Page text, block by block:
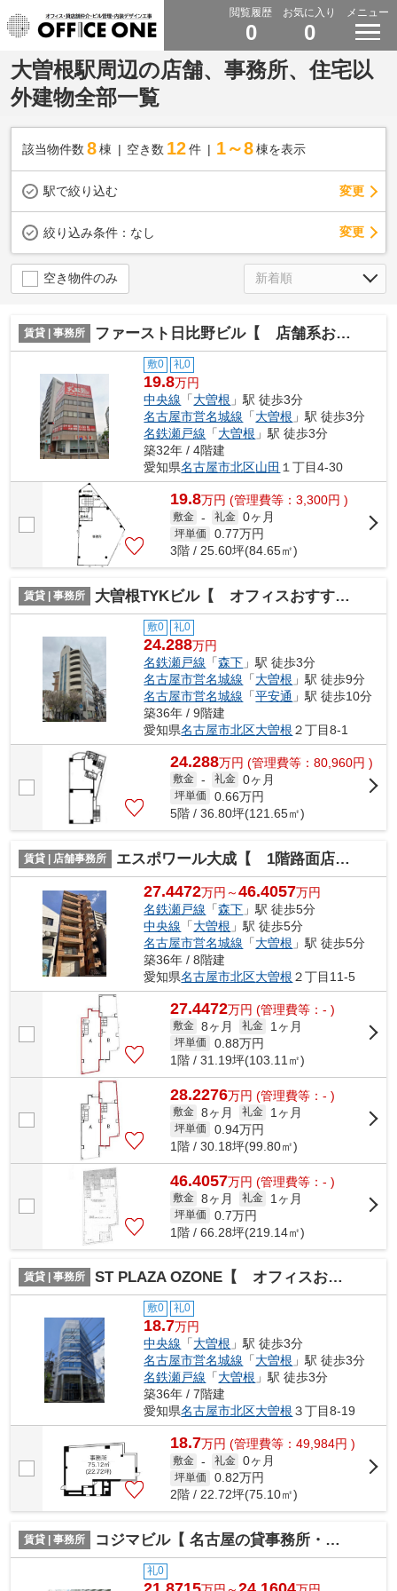
閲覧履歴
0
お気に入り
0
メニュー
大曽根駅周辺の店舗、事務所、住宅以
外建物全部一覧
該当物件数 8棟 空き数 12 件 1～8 棟を表示
駅で絞り込む 変更
絞り込み条件： なし 変更
空き物件のみ
賃貸 | 事務所 ファースト日比野ビル【 店舗系おすすめ 】
敷0 礼0
19.8万円
中央線 「大曽根 」駅 徒歩3分
名古屋市営名城線 「大曽根 」駅 徒歩3分
名鉄瀬戸線 「大曽根 」駅 徒歩3分
築32年 / 4階建
愛知県名古屋市北区山田 １丁目4-30
19.8万円 (管理費等：3,300円 )
敷金 - 礼金 0ヶ月
坪単価 0.77万円
3階 / 25.60坪(84.65㎡)
賃貸 | 事務所 大曽根TYKビル【 オフィスおすすめ 】
敷0 礼0
24.288万円
名鉄瀬戸線 「森下 」駅 徒歩3分
名古屋市営名城線 「大曽根 」駅 徒歩9分
名古屋市営名城線 「平安通 」駅 徒歩10分
築36年 / 9階建
愛知県名古屋市北区大曽根 ２丁目8-1
24.288万円 (管理費等：80,960円 )
敷金 - 礼金 0ヶ月
坪単価 0.66万円
5階 / 36.80坪(121.65㎡)
賃貸 | 店舗事務所 エスポワール大成【 1階路面店 】
27.4472万円～46.4057万円
名鉄瀬戸線 「森下 」駅 徒歩5分
中央線 「大曽根 」駅 徒歩5分
名古屋市営名城線 「大曽根 」駅 徒歩5分
築36年 / 8階建
愛知県名古屋市北区大曽根 ２丁目11-5
27.4472万円 (管理費等：- )
敷金 8ヶ月 礼金 1ヶ月
坪単価 0.88万円
1階 / 31.19坪(103.11㎡)
28.2276万円 (管理費等：- )
敷金 8ヶ月 礼金 1ヶ月
坪単価 0.94万円
1階 / 30.18坪(99.80㎡)
46.4057万円 (管理費等：- )
敷金 8ヶ月 礼金 1ヶ月
坪単価 0.7万円
1階 / 66.28坪(219.14㎡)
賃貸 | 事務所 ST PLAZA OZONE【 オフィスおすすめ 】
敷0 礼0
18.7万円
中央線 「大曽根 」駅 徒歩3分
名古屋市営名城線 「大曽根 」駅 徒歩3分
名鉄瀬戸線 「大曽根 」駅 徒歩3分
築36年 / 7階建
愛知県名古屋市北区大曽根 ３丁目8-19
18.7万円 (管理費等：49,984円 )
敷金 - 礼金 0ヶ月
坪単価 0.82万円
2階 / 22.72坪(75.10㎡)
賃貸 | 事務所 コジマビル【 名古屋の貸事務所・貸オフィス 】
礼0